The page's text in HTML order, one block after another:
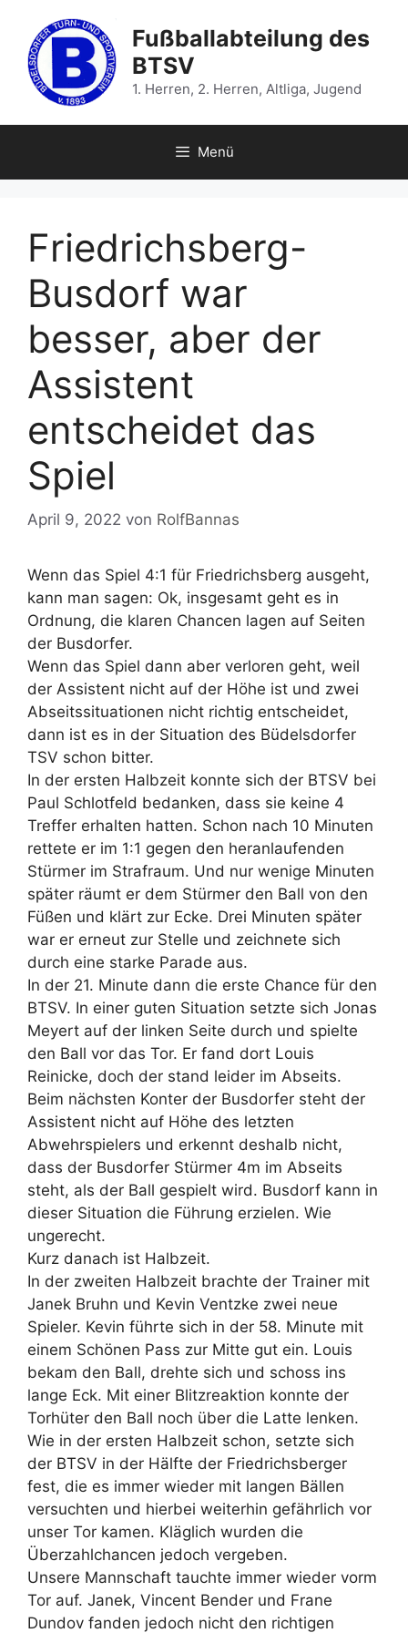
Inhalt
springen
Fußballabteilung des
BTSV
1. Herren, 2. Herren, Altliga, Jugend
Menü
Friedrichsberg-
Busdorf war
besser, aber der
Assistent
entscheidet das
Spiel
April 9, 2022 von RolfBannas
Wenn das Spiel 4:1 für Friedrichsberg ausgeht,
kann man sagen: Ok, insgesamt geht es in
Ordnung, die klaren Chancen lagen auf Seiten
der Busdorfer.
Wenn das Spiel dann aber verloren geht, weil
der Assistent nicht auf der Höhe ist und zwei
Abseitssituationen nicht richtig entscheidet,
dann ist es in der Situation des Büdelsdorfer
TSV schon bitter.
In der ersten Halbzeit konnte sich der BTSV bei
Paul Schlotfeld bedanken, dass sie keine 4
Treffer erhalten hatten. Schon nach 10 Minuten
rettete er im 1:1 gegen den heranlaufenden
Stürmer im Strafraum. Und nur wenige Minuten
später räumt er dem Stürmer den Ball von den
Füßen und klärt zur Ecke. Drei Minuten später
war er erneut zur Stelle und zeichnete sich
durch eine starke Parade aus.
In der 21. Minute dann die erste Chance für den
BTSV. In einer guten Situation setzte sich Jonas
Meyert auf der linken Seite durch und spielte
den Ball vor das Tor. Er fand dort Louis
Reinicke, doch der stand leider im Abseits.
Beim nächsten Konter der Busdorfer steht der
Assistent nicht auf Höhe des letzten
Abwehrspielers und erkennt deshalb nicht,
dass der Busdorfer Stürmer 4m im Abseits
steht, als der Ball gespielt wird. Busdorf kann in
dieser Situation die Führung erzielen. Wie
ungerecht.
Kurz danach ist Halbzeit.
In der zweiten Halbzeit brachte der Trainer mit
Janek Bruhn und Kevin Ventzke zwei neue
Spieler. Kevin führte sich in der 58. Minute mit
einem Schönen Pass zur Mitte gut ein. Louis
bekam den Ball, drehte sich und schoss ins
lange Eck. Mit einer Blitzreaktion konnte der
Torhüter den Ball noch über die Latte lenken.
Wie in der ersten Halbzeit schon, setzte sich
der BTSV in der Hälfte der Friedrichsberger
fest, die es immer wieder mit langen Bällen
versuchten und hierbei weiterhin gefährlich vor
unser Tor kamen. Kläglich wurden die
Überzahlchancen jedoch vergeben.
Unsere Mannschaft tauchte immer wieder vorm
Tor auf. Janek, Vincent Bender und Frane
Dundov fanden jedoch nicht den richtigen